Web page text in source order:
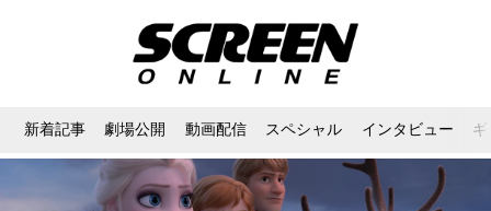
新着記事 劇場公開 動画配信 スペシャル インタビュー